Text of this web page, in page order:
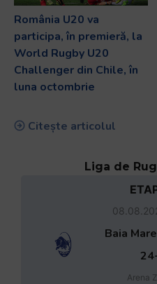
România U20 va
participa, în premieră, la
World Rugby U20
Challenger din Chile, în
luna octombrie
Citește articolul
Liga de
Baia
Arena